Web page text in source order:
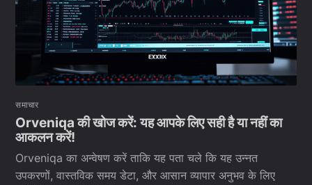
समाचार
Orveniqa की खोज करें: यह आपके लिए सही है या नहीं का
आकलन करें!
Orveniqa का अन्वेषण करें ताकि यह पता चले कि यह उन्नत
उपकरणों, वास्तविक समय डेटा, और आसान व्यापार अनुभव के लिए